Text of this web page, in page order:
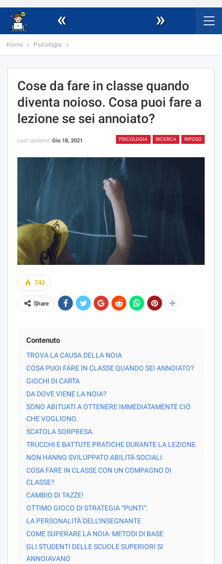
« »
Home Psicologia
Cose da fare in classe quando
diventa noioso. Cosa puoi fare a
lezione se sei annoiato?
PSICOLOGIA RICERCA RIPOSO
Last updated Giu 18, 2021
742
Share
Contenuto
TROVA LA CAUSA DELLA NOIA
COSA PUOI FARE IN CLASSE QUANDO SEI ANNOIATO?
GIOCHI DI CARTA
DA DOVE VIENE LA NOIA?
SONO ABITUATI A OTTENERE IMMEDIATAMENTE CIÒ
CHE VOGLIONO.
SCATOLA SORPRESA
TRUCCHI E BATTUTE PRATICHE DURANTE LA LEZIONE
NON HANNO SVILUPPATO ABILITÀ SOCIALI.
COSA FARE IN CLASSE CON UN COMPAGNO DI
CLASSE?
CAMBIO DI TAZZE!
OTTIMO GIOCO DI STRATEGIA “PUNTI”:
LA PERSONALITÀ DELL'INSEGNANTE
COME SUPERARE LA NOIA: METODI DI BASE
GLI STUDENTI DELLE SCUOLE SUPERIORI SI
ANNOIAVANO